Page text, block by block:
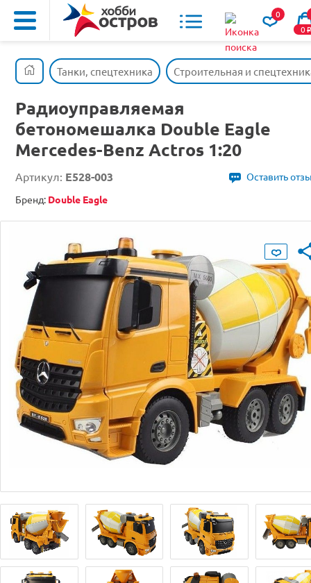
0
0o
Танки, спецтехника Строительная и
Радиоуправляемая
бетономешалка Double Eagle
Mercedes-Benz Actros 1:20
Артикул: E528-003
Оставить
Бренд: Double Eagle